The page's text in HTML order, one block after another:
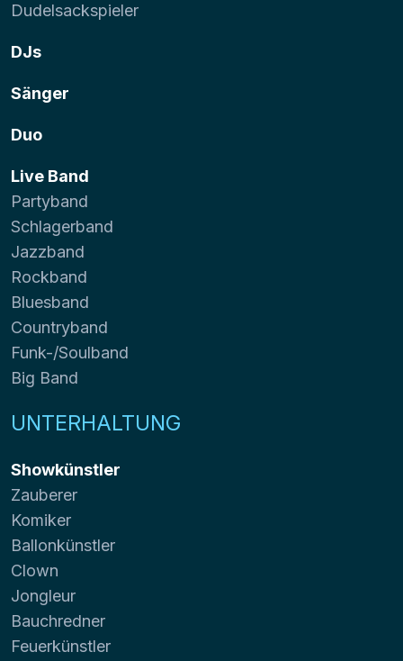
Dudelsackspieler
DJs
Sänger
Duo
Live Band
Partyband
Schlagerband
Jazzband
Rockband
Bluesband
Countryband
Funk-/Soulband
Big Band
UNTERHALTUNG
Showkünstler
Zauberer
Komiker
Ballonkünstler
Clown
Jongleur
Bauchredner
Feuerkünstler